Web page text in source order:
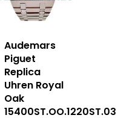
Audemars
Piguet
Replica
Uhren Royal
Oak
15400ST.OO.1220ST.03